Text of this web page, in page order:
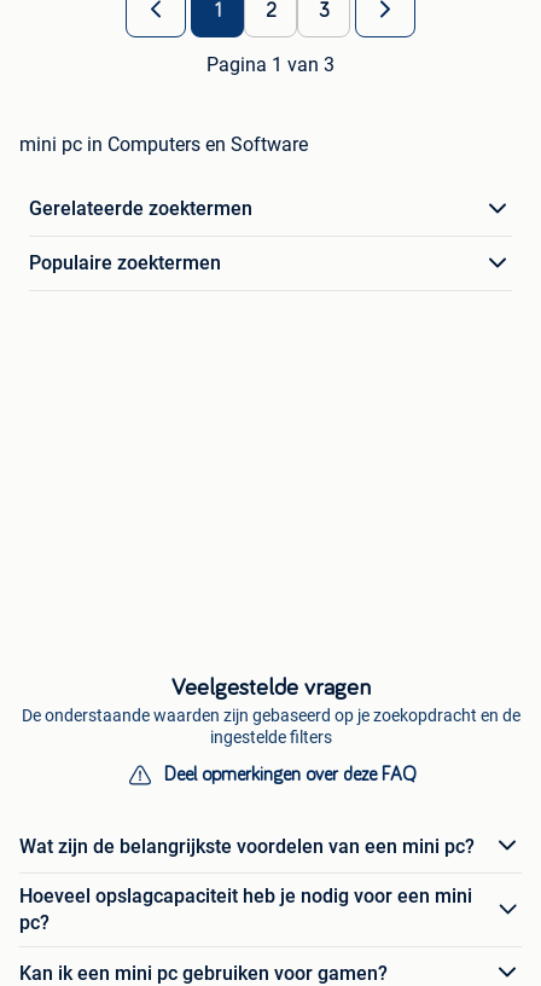
1 2 3
Pagina 1 van 3
mini pc in Computers en Software
Gerelateerde zoektermen
Populaire zoektermen
Veelgestelde vragen
De onderstaande waarden zijn gebaseerd op je zoekopdracht en de
ingestelde filters
Deel opmerkingen over deze FAQ
Wat zijn de belangrijkste voordelen van een mini pc?
Hoeveel opslagcapaciteit heb je nodig voor een mini
pc?
Kan ik een mini pc gebruiken voor gamen?